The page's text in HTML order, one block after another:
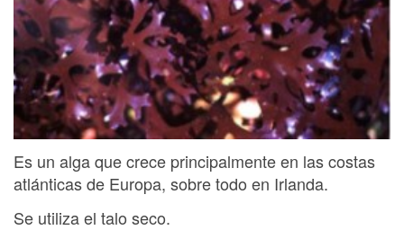
Es un alga que crece principalmente en las costas
atlánticas de Europa, sobre todo en Irlanda.
Se utiliza el talo seco.